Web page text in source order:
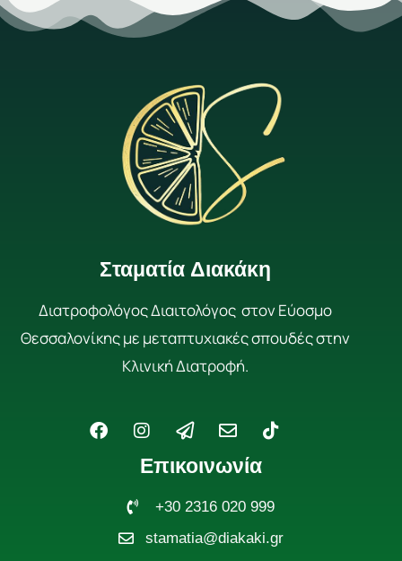
Σταματία Διακάκη
Διατροφολόγος Διαιτολόγος στον Εύοσμο
Θεσσαλονίκης με μεταπτυχιακές σπουδές στην
Κλινική Διατροφή.
F
a
I
n
s
t
a
P
a
p
e
-
p
l
E
n
v
e
o
p
e
T
i
k
Επικοινωνία
+30 2316 020 999
stamatia@diakaki.gr